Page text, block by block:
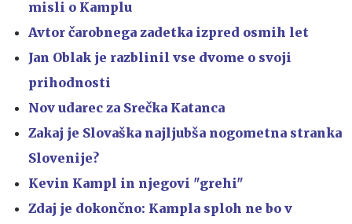
misli o Kamplu
Avtor čarobnega zadetka izpred osmih let
Jan Oblak je razblinil vse dvome o svoji
prihodnosti
Nov udarec za Srečka Katanca
Zakaj je Slovaška najljubša nogometna stranka
Slovenije?
Kevin Kampl in njegovi "grehi"
Zdaj je dokončno: Kampla sploh ne bo v